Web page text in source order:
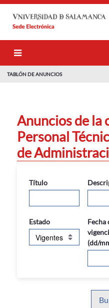
TABLÓN DE ANUNCIOS
Anuncios de la
Personal
de
Título
Estado
Fecha
(dd/